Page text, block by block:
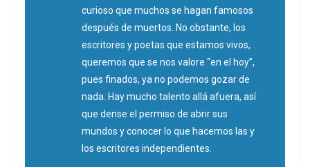
curioso que muchos se hagan famosos
después de muertos. No obstante, los
escritores y poetas que estamos vivos,
queremos que se nos valore “en el hoy”,
pues finados, ya no podemos gozar de
nada. Hay mucho talento allá afuera, así
que dense el permiso de abrir sus
mundos y conocer lo que hacemos las y
los escritores independientes.